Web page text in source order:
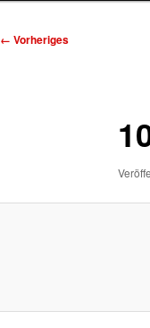
Bilder-
← Vorheriges